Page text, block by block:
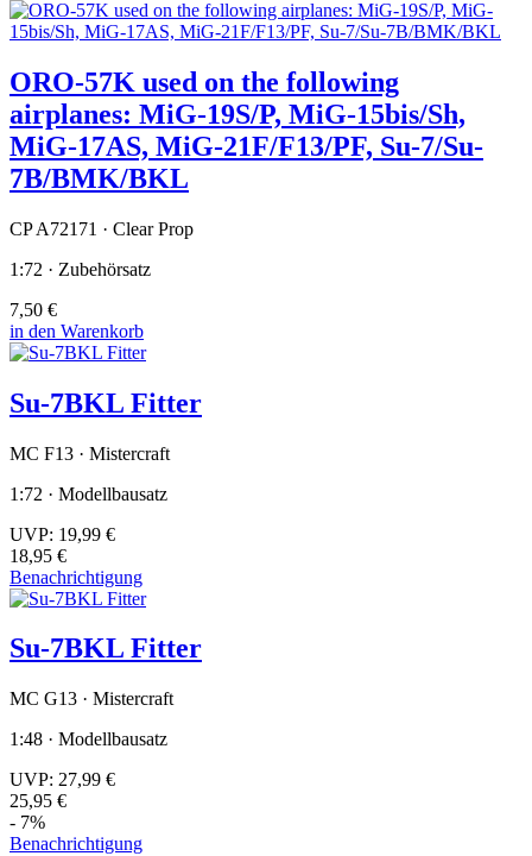
ORO-57K used on the following
airplanes: MiG-19S/P, MiG-15bis/Sh,
MiG-17AS, MiG-21F/F13/PF, Su-7/Su-
7B/BMK/BKL
CP A72171 · Clear Prop
1:72 · Zubehörsatz
7,50 €
in den Warenkorb
Su-7BKL Fitter
MC F13 · Mistercraft
1:72 · Modellbausatz
UVP: 19,99 €
18,95 €
Benachrichtigung
Su-7BKL Fitter
MC G13 · Mistercraft
1:48 · Modellbausatz
UVP: 27,99 €
25,95 €
- 7%
Benachrichtigung